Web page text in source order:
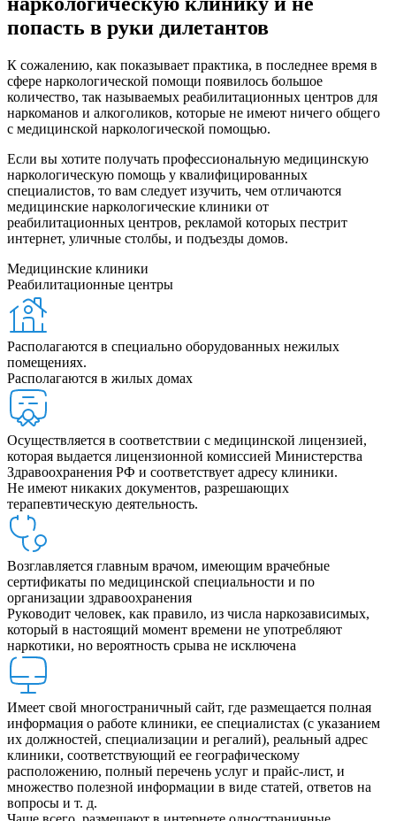
попасть в руки дилетантов
К сожалению, как показывает практика, в последнее время в
сфере наркологической помощи появилось большое
количество, так называемых реабилитационных центров для
наркоманов и алкоголиков, которые не имеют ничего общего
с медицинской наркологической помощью.
Если вы хотите получать профессиональную медицинскую
наркологическую помощь у квалифицированных
специалистов, то вам следует изучить, чем отличаются
медицинские наркологические клиники от
реабилитационных центров, рекламой которых пестрит
интернет, уличные столбы, и подъезды домов.
Медицинские клиники
Реабилитационные центры
Располагаются в специально оборудованных нежилых
помещениях.
Располагаются в жилых домах
Осуществляется в соответствии с медицинской лицензией,
которая выдается лицензионной комиссией Министерства
Здравоохранения РФ и соответствует адресу клиники.
Не имеют никаких документов, разрешающих
терапевтическую деятельность.
Возглавляется главным врачом, имеющим врачебные
сертификаты по медицинской специальности и по
организации здравоохранения
Руководит человек, как правило, из числа наркозависимых,
который в настоящий момент времени не употребляют
наркотики, но вероятность срыва не исключена
Имеет свой многостраничный сайт, где размещается полная
информация о работе клиники, ее специалистах (с указанием
их должностей, специализации и регалий), реальный адрес
клиники, соответствующий ее географическому
расположению, полный перечень услуг и прайс-лист, и
множество полезной информации в виде статей, ответов на
вопросы и т. д.